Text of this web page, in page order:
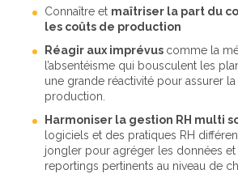
Connaître et maîtriser la part du
les coûts de production
Réagir aux imprévus comme la
l’absentéisme qui bousculent les
une grande réactivité pour assurer
production.
Harmoniser la gestion RH multi
logiciels et des pratiques RH
jongler pour agréger les données
reportings pertinents au niveau de